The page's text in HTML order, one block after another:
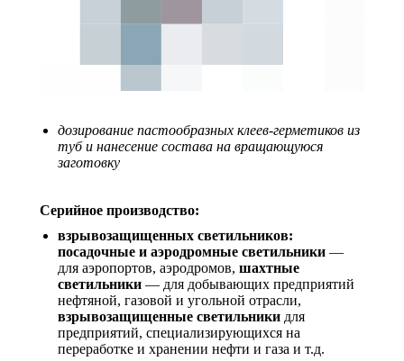
дозирование пастообразных клеев-герметиков из
туб и нанесение состава на вращающуюся
заготовку
Серийное производство:
взрывозащищенных светильников:
посадочные и аэродромные светильники —
для аэропортов, аэродромов, шахтные
светильники — для добывающих предприятий
нефтяной, газовой и угольной отрасли,
взрывозащищенные светильники для
предприятий, специализирующихся на
переработке и хранении нефти и газа и т.д.